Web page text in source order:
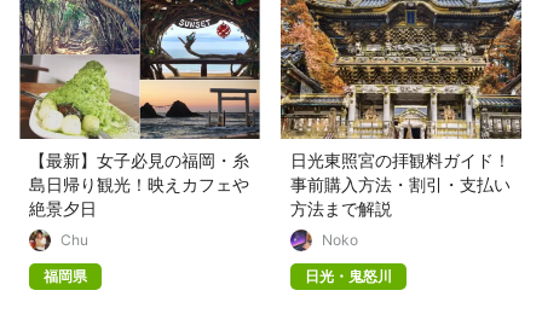
【最新】女子必見の福岡・糸
島日帰り観光！映えカフェや
絶景夕日
Chu
福岡県
日光東照宮の拝観料ガイド！
事前購入方法・割引・支払い
方法まで解説
Noko
日光・鬼怒川